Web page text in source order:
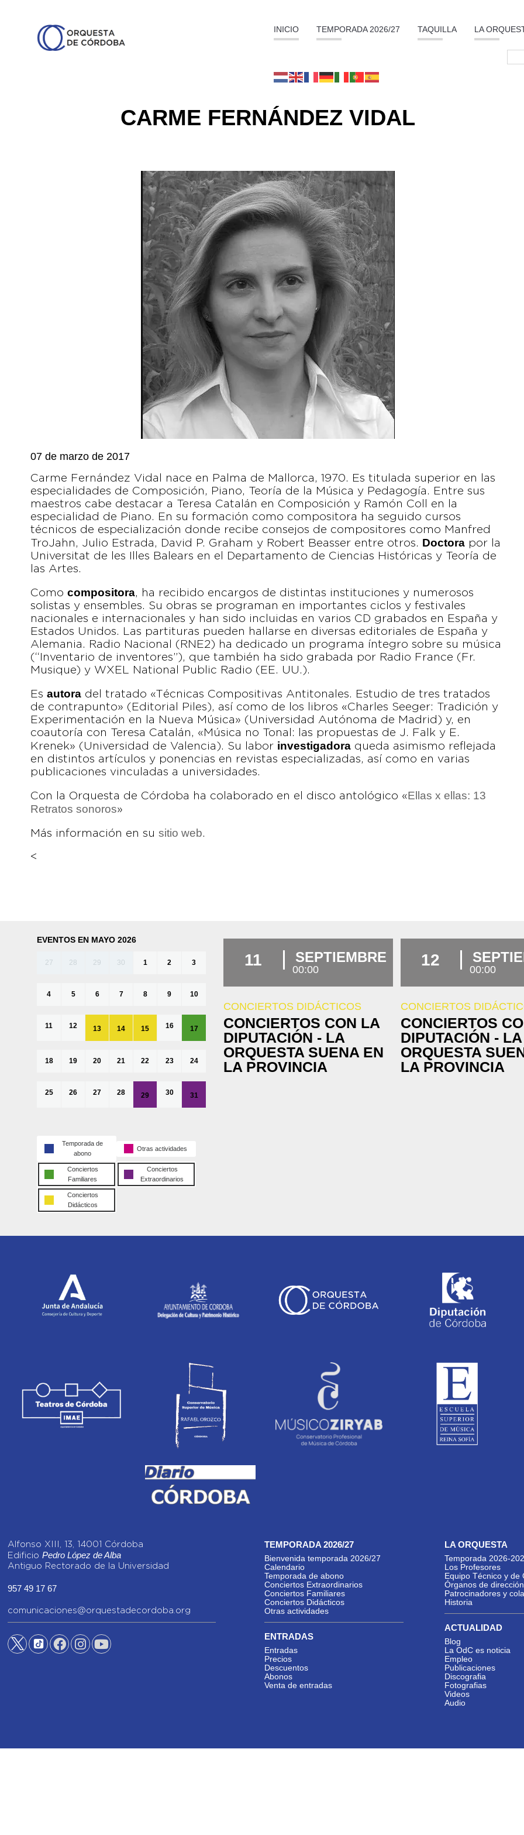
INICIO TEMPORADA 2026/27 TAQUILLA LA
CARME FERNÁNDEZ VIDAL
07 de marzo de 2017
Carme Fernández Vidal nace en Palma de Mallorca, 1970. Es titulada superior en las
especialidades de Composición, Piano, Teoría de la Música y Pedagogía. Entre sus
maestros cabe destacar a Teresa Catalán en Composición y Ramón Coll en la
especialidad de Piano. En su formación como compositora ha seguido cursos
técnicos de especialización donde recibe consejos de compositores como Manfred
TroJahn, Julio Estrada, David P. Graham y Robert Beasser entre otros. Doctora por la
Universitat de les Illes Balears en el Departamento de Ciencias Históricas y Teoría de
las Artes.
Como compositora, ha recibido encargos de distintas instituciones y numerosos
solistas y ensembles. Su obras se programan en importantes ciclos y festivales
nacionales e internacionales y han sido incluidas en varios CD grabados en España y
Estados Unidos. Las partituras pueden hallarse en diversas editoriales de España y
Alemania. Radio Nacional (RNE2) ha dedicado un programa íntegro sobre su música
(“Inventario de inventores”), que también ha sido grabada por Radio France (Fr.
Musique) y WXEL National Public Radio (EE. UU.).
Es autora del tratado «Técnicas Compositivas Antitonales. Estudio de tres tratados
de contrapunto» (Editorial Piles), así como de los libros «Charles Seeger: Tradición y
Experimentación en la Nueva Música» (Universidad Autónoma de Madrid) y, en
coautoría con Teresa Catalán, «Música no Tonal: las propuestas de J. Falk y E.
Krenek» (Universidad de Valencia). Su labor investigadora queda asimismo reflejada
en distintos artículos y ponencias en revistas especializadas, así como en varias
publicaciones vinculadas a universidades.
Con la Orquesta de Córdoba ha colaborado en el disco antológico «Ellas x ellas: 13
Retratos sonoros»
Más información en su sitio web.
<
EVENTOS EN MAYO 2026
27 28 29 30 1 2 3
4 5 6 7 8 9 10
11 12 13 14 15 16 17
18 19 20 21 22 23 24
25 26 27 28 29 30 31
Temporada de
abono
Otras actividades
Conciertos
Familiares
Conciertos
Extraordinarios
Conciertos
Didácticos
11 SEPTIEMBRE
00:00
CONCIERTOS DIDÁCTICOS
CONCIERTOS CON LA
DIPUTACIÓN - LA
ORQUESTA SUENA EN
LA PROVINCIA
12
00:00
CONCIERTOS
CONCIERTOS
DIPUTACIÓN - LA
ORQUESTA
LA PROVINCIA
Alfonso XIII, 13, 14001 Córdoba
Edificio Pedro López de Alba
Antiguo Rectorado de la Universidad
957 49 17 67
comunicaciones@orquestadecordoba.org
TEMPORADA 2026/27
Bienvenida temporada 2026/27
Calendario
Temporada de abono
Conciertos Extraordinarios
Conciertos Familiares
Conciertos Didácticos
Otras actividades
ENTRADAS
Entradas
Precios
Descuentos
Abonos
Venta de entradas
LA ORQUESTA
Temporada 2026-
Los Profesores
Equipo Técnico y de
Órganos de dirección
Patrocinadores y
Historia
ACTUALIDAD
Blog
La OdC es noticia
Empleo
Publicaciones
Discografia
Fotografias
Videos
Audio